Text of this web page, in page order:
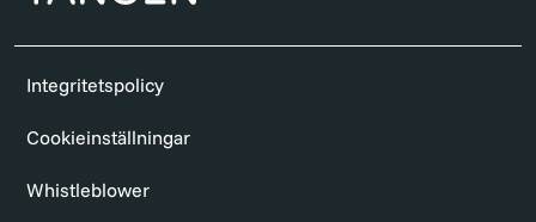
Integritetspolicy
Cookieinställningar
Whistleblower